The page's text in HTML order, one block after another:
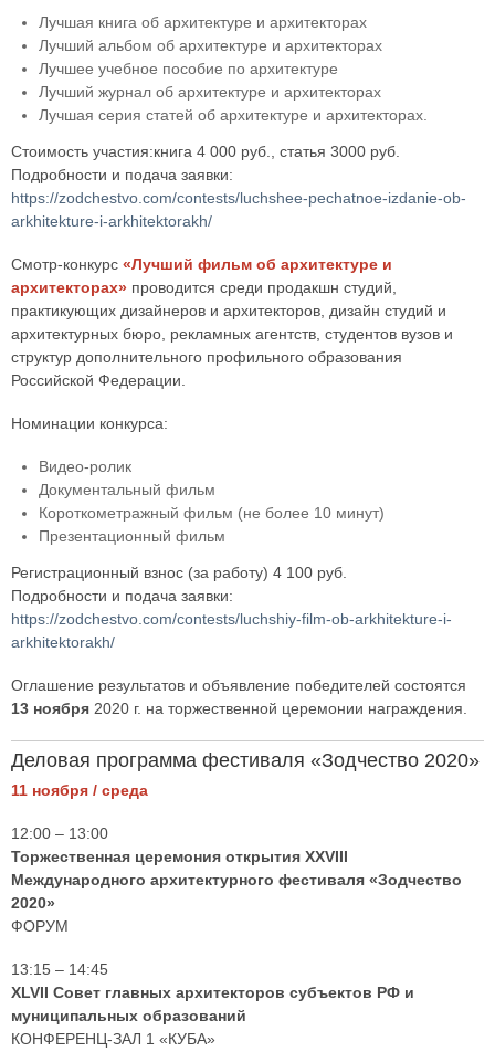
Лучшая книга об архитектуре и архитекторах
Лучший альбом об архитектуре и архитекторах
Лучшее учебное пособие по архитектуре
Лучший журнал об архитектуре и архитекторах
Лучшая серия статей об архитектуре и архитекторах.
Стоимость участия:книга 4 000 руб., статья 3000 руб.
Подробности и подача заявки:
https://zodchestvo.com/contests/luchshee-pechatnoe-izdanie-ob-
arkhitekture-i-arkhitektorakh/
Смотр-конкурс «Лучший фильм об архитектуре и
архитекторах» проводится среди продакшн студий,
практикующих дизайнеров и архитекторов, дизайн студий и
архитектурных бюро, рекламных агентств, студентов вузов и
структур дополнительного профильного образования
Российской Федерации.
Номинации конкурса:
Видео-ролик
Документальный фильм
Короткометражный фильм (не более 10 минут)
Презентационный фильм
Регистрационный взнос (за работу) 4 100 руб.
Подробности и подача заявки:
https://zodchestvo.com/contests/luchshiy-film-ob-arkhitekture-i-
arkhitektorakh/
Оглашение результатов и объявление победителей состоятся
13 ноября 2020 г. на торжественной церемонии награждения.
Деловая программа фестиваля «Зодчество 2020»
11 ноября / среда
12:00 – 13:00
Торжественная церемония открытия XXVIII
Международного архитектурного фестиваля «Зодчество
2020»
ФОРУМ
13:15 – 14:45
XLVII Совет главных архитекторов субъектов РФ и
муниципальных образований
КОНФЕРЕНЦ-ЗАЛ 1 «КУБА»